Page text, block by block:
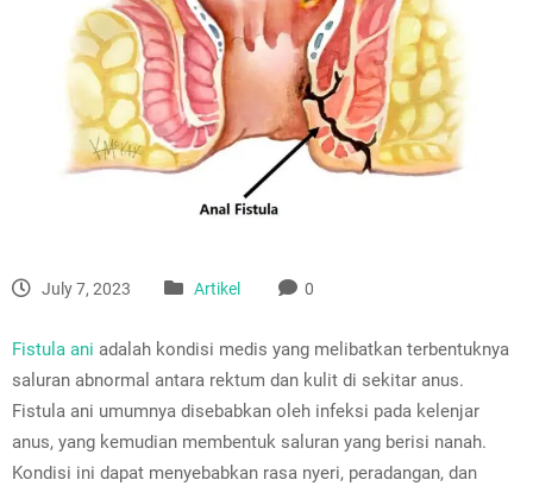
July 7, 2023 Artikel 0
Fistula ani adalah kondisi medis yang melibatkan terbentuknya
saluran abnormal antara rektum dan kulit di sekitar anus.
Fistula ani umumnya disebabkan oleh infeksi pada kelenjar
anus, yang kemudian membentuk saluran yang berisi nanah.
Kondisi ini dapat menyebabkan rasa nyeri, peradangan, dan